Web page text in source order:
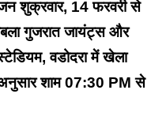
शुक्रवार, 14 फरवरी से
गुजरात जायंट्स और
वडोदरा में खेला
अनुसार शाम 07:30 PM से